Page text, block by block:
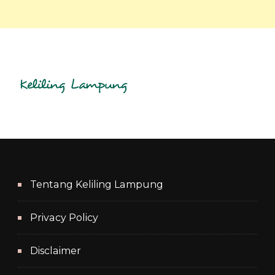
Tentang Keliling Lampung
Privacy Policy
Disclaimer